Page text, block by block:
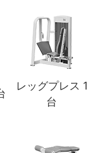
レッグプレス 1
台